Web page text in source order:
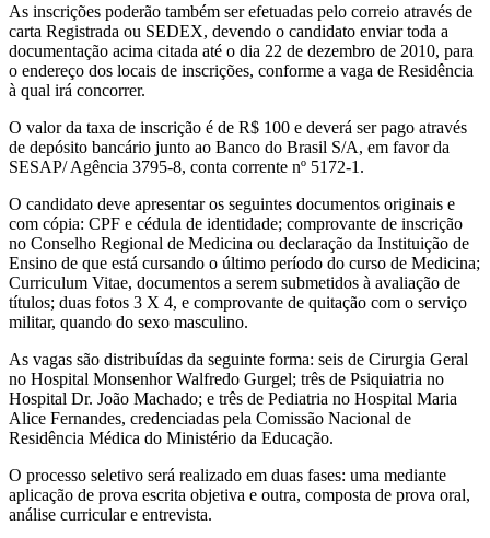
As inscrições poderão também ser efetuadas pelo correio através de
carta Registrada ou SEDEX, devendo o candidato enviar toda a
documentação acima citada até o dia 22 de dezembro de 2010, para
o endereço dos locais de inscrições, conforme a vaga de Residência
à qual irá concorrer.
O valor da taxa de inscrição é de R$ 100 e deverá ser pago através
de depósito bancário junto ao Banco do Brasil S/A, em favor da
SESAP/ Agência 3795-8, conta corrente nº 5172-1.
O candidato deve apresentar os seguintes documentos originais e
com cópia: CPF e cédula de identidade; comprovante de inscrição
no Conselho Regional de Medicina ou declaração da Instituição de
Ensino de que está cursando o último período do curso de Medicina;
Curriculum Vitae, documentos a serem submetidos à avaliação de
títulos; duas fotos 3 X 4, e comprovante de quitação com o serviço
militar, quando do sexo masculino.
As vagas são distribuídas da seguinte forma: seis de Cirurgia Geral
no Hospital Monsenhor Walfredo Gurgel; três de Psiquiatria no
Hospital Dr. João Machado; e três de Pediatria no Hospital Maria
Alice Fernandes, credenciadas pela Comissão Nacional de
Residência Médica do Ministério da Educação.
O processo seletivo será realizado em duas fases: uma mediante
aplicação de prova escrita objetiva e outra, composta de prova oral,
análise curricular e entrevista.